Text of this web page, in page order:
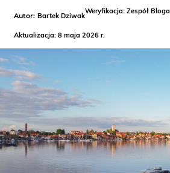
Bartek Dziwak
Weryfikacja: Zespół Bloga
Aktualizacja: 8 maja 2026 r.